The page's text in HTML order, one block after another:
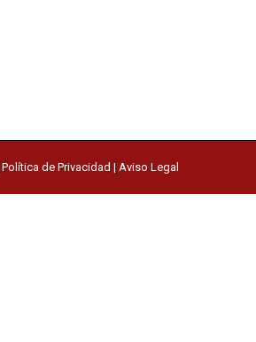
Política de Privacidad | Aviso Legal